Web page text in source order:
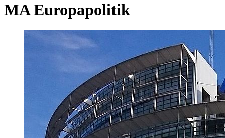
MA Europapolitik